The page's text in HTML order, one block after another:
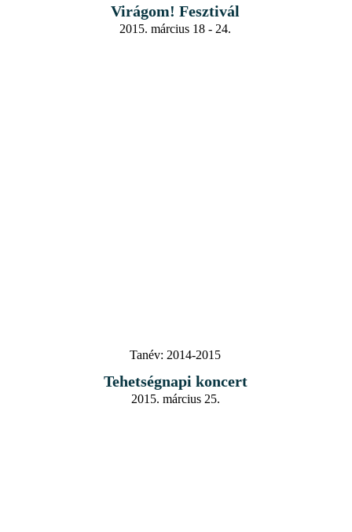
Virágom! Fesztivál
2015. március 18 - 24.
Tanév: 2014-2015
Tehetségnapi koncert
2015. március 25.